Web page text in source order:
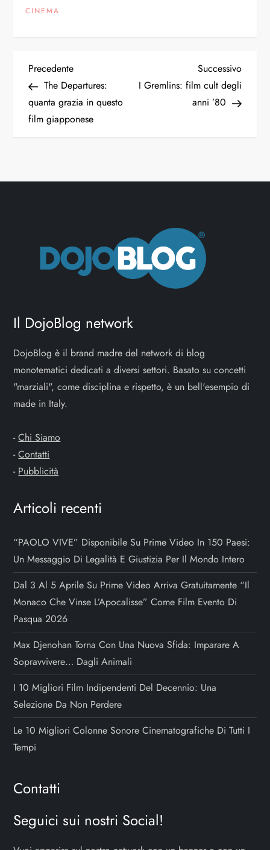
CINEMA
N
a
v
g
n
e
a
r
t
i
c
l
i
Articolo
precedente
Precedente
The Departures:
quanta grazia in questo
film giapponese
Successivo
I Gremlins: film cult degli
anni ’80
Il DojoBlog network
DojoBlog è il brand madre del network di blog
monotematici dedicati a diversi settori. Basato su concetti
"marziali", come disciplina e rispetto, è un bell'esempio di
made in Italy.
-Chi Siamo
-Contatti
- Pubblicità
Articoli recenti
“PAOLO VIVE” Disponibile Su Prime Video In 150 Paesi:
Un Messaggio Di Legalità E Giustizia Per Il Mondo Intero
Dal 3 Al 5 Aprile Su Prime Video Arriva Gratuitamente “Il
Monaco Che Vinse L’Apocalisse” Come Film Evento Di
Pasqua 2026
Max Djenohan Torna Con Una Nuova Sfida: Imparare A
Sopravvivere… Dagli Animali
I 10 Migliori Film Indipendenti Del Decennio: Una
Selezione Da Non Perdere
Le 10 Migliori Colonne Sonore Cinematografiche Di Tutti I
Tempi
Contatti
Seguici sui nostri Social!